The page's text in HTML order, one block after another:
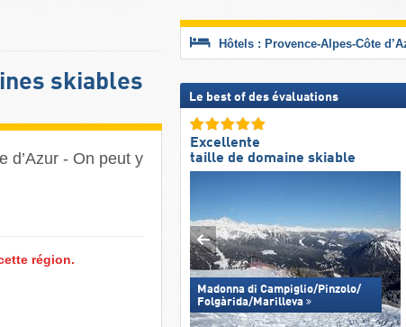
plans
séjour
skiables
d’Azur - On peut y
région.
Hôtels : Provence-Alpes-Côte
Le best of des évaluations
Excellente
taille de domaine skiable
Madonna di Campiglio/​Pinzolo/​
Folgàrida/​Marilleva